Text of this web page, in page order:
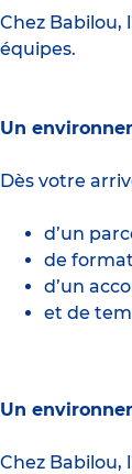
Chez Babilou,
équipes.
Un
Dès votre
d’un
de
d’un
et de
Un
Chez Babilou,